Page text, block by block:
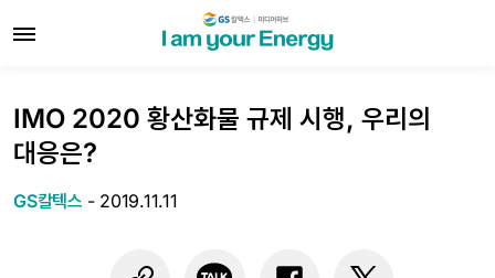
IMO 2020 황산화물 규제 시행, 우리의
대응은?
GS칼텍스 - 2019.11.11